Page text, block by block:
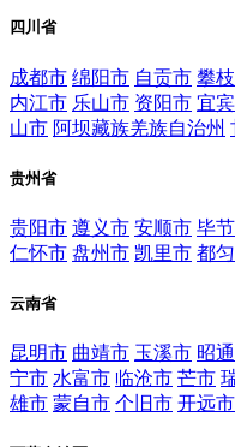
四川省
成都市 绵阳市 自贡市 攀
内江市 乐山市 资阳市 宜
山市 阿坝藏族羌族自治州
贵州省
贵阳市 遵义市 安顺市 毕
仁怀市 盘州市 凯里市 都
云南省
昆明市 曲靖市 玉溪市 昭
宁市 水富市 临沧市 芒市
雄市 蒙自市 个旧市 开远市